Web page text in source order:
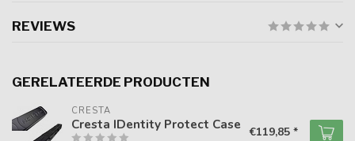
REVIEWS
GERELATEERDE PRODUCTEN
CRESTA
Cresta IDentity Protect Case €119,85 *